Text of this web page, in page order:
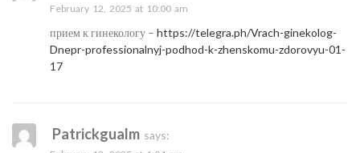
February 12, 2025 at 10:00 am
прием к гинекологу – https://telegra.ph/Vrach-ginekolog-
Dnepr-professionalnyj-podhod-k-zhenskomu-zdorovyu-01-
17
Patrickgualm says: